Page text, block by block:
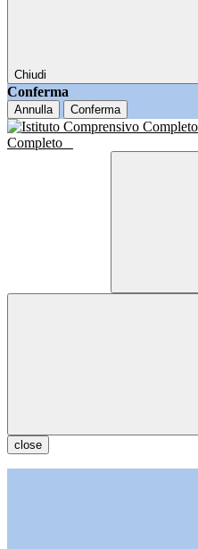
Chiudi
Conferma
Annulla Conferma
Completo
close